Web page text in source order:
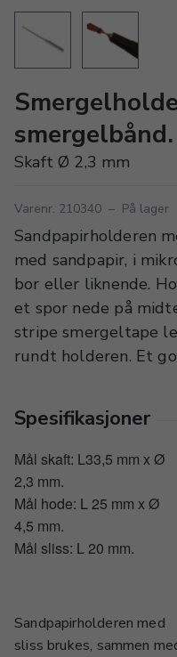
smergelbånd.
Skaft Ø 2,3 mm
Varenr. 210340 – På lager
Sandpapirholderen
med sandpapir, i
bor eller liknende.
et spor nede på
stripe smergeltape
rundt holderen. Et
Spesifikasjoner
Mål skaft: L33,5 mm x Ø
2,3 mm.
Mål hode: L 25 mm x Ø
4,5 mm.
Mål sliss: L 20 mm.
Sandpapirholderen med
sliss brukes, sammen
hvilken retning